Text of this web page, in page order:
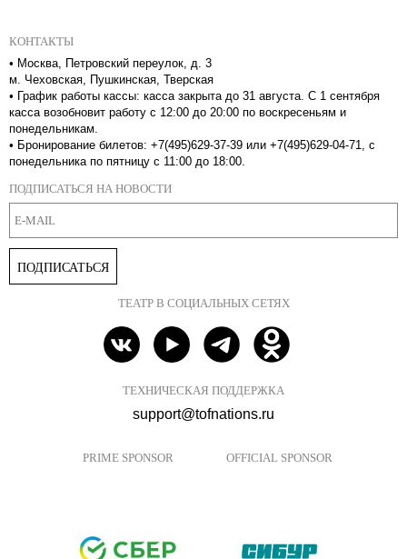
КОНТАКТЫ
• Москва, Петровский переулок, д. 3
м. Чеховская, Пушкинская, Тверская
• График работы кассы: касса закрыта до 31 августа. С 1 сентября
касса возобновит работу с 12:00 до 20:00 по воскресеньям и
понедельникам.
• Бронирование билетов: +7(495)629-37-39 или +7(495)629-04-71, с
понедельника по пятницу с 11:00 до 18:00.
ПОДПИСАТЬСЯ НА НОВОСТИ
ПОДПИСАТЬСЯ
ТЕАТР В СОЦИАЛЬНЫХ СЕТЯХ
ТЕХНИЧЕСКАЯ ПОДДЕРЖКА
support@tofnations.ru
PRIME SPONSOR OFFICIAL SPONSOR